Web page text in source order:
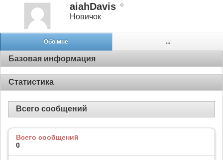
aiahDavis
Новичок
Обо мне ...
Базовая информация
Статистика
Всего сообщений
Всего сообщений
0